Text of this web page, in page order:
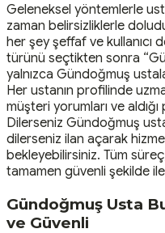
Geleneksel yöntemlerle
zaman belirsizliklerle
her şey şeffaf ve kullanıcı
türünü seçtikten sonra
yalnızca Gündoğmuş
Her ustanın profilinde
müşteri yorumları ve
Dilerseniz Gündoğmuş
dilerseniz ilan açarak
bekleyebilirsiniz. Tüm
tamamen güvenli şekilde
Gündoğmuş Usta
ve Güvenli